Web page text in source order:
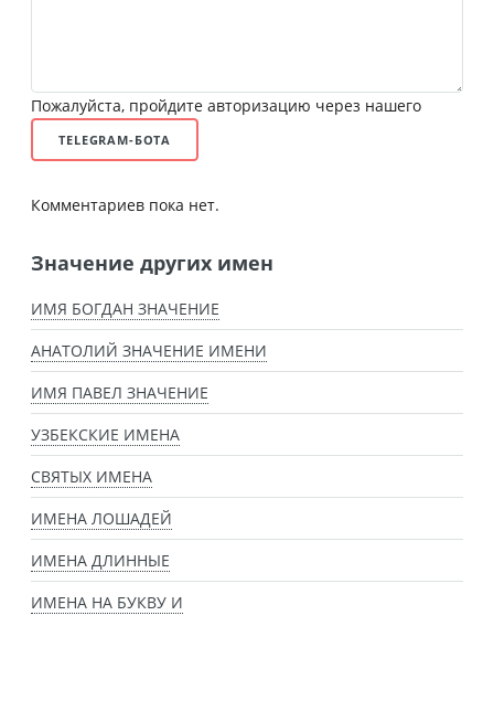
Пожалуйста, пройдите авторизацию через нашего
TELEGRAM-БОТА
Комментариев пока нет.
Значение других имен
ИМЯ БОГДАН ЗНАЧЕНИЕ
АНАТОЛИЙ ЗНАЧЕНИЕ ИМЕНИ
ИМЯ ПАВЕЛ ЗНАЧЕНИЕ
УЗБЕКСКИЕ ИМЕНА
СВЯТЫХ ИМЕНА
ИМЕНА ЛОШАДЕЙ
ИМЕНА ДЛИННЫЕ
ИМЕНА НА БУКВУ И